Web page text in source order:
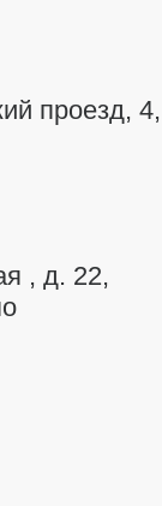
проезд, 4,
, д. 22,